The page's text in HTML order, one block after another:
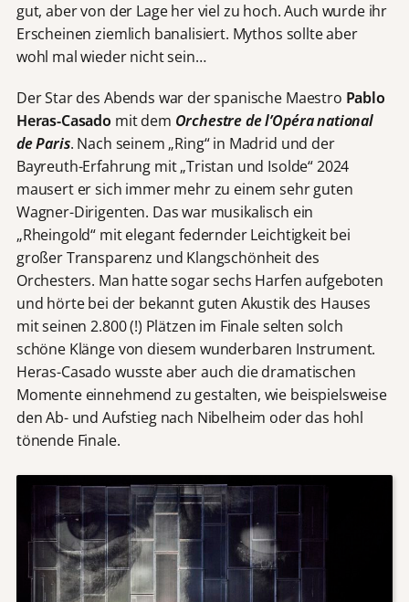
gut, aber von der Lage her viel zu hoch. Auch wurde ihr
Erscheinen ziemlich banalisiert. Mythos sollte aber
wohl mal wieder nicht sein…
Der Star des Abends war der spanische Maestro Pablo
Heras-Casado mit dem Orchestre de l’Opéra national
de Paris. Nach seinem „Ring“ in Madrid und der
Bayreuth-Erfahrung mit „Tristan und Isolde“ 2024
mausert er sich immer mehr zu einem sehr guten
Wagner-Dirigenten. Das war musikalisch ein
„Rheingold“ mit elegant federnder Leichtigkeit bei
großer Transparenz und Klangschönheit des
Orchesters. Man hatte sogar sechs Harfen aufgeboten
und hörte bei der bekannt guten Akustik des Hauses
mit seinen 2.800 (!) Plätzen im Finale selten solch
schöne Klänge von diesem wunderbaren Instrument.
Heras-Casado wusste aber auch die dramatischen
Momente einnehmend zu gestalten, wie beispielsweise
den Ab- und Aufstieg nach Nibelheim oder das hohl
tönende Finale.